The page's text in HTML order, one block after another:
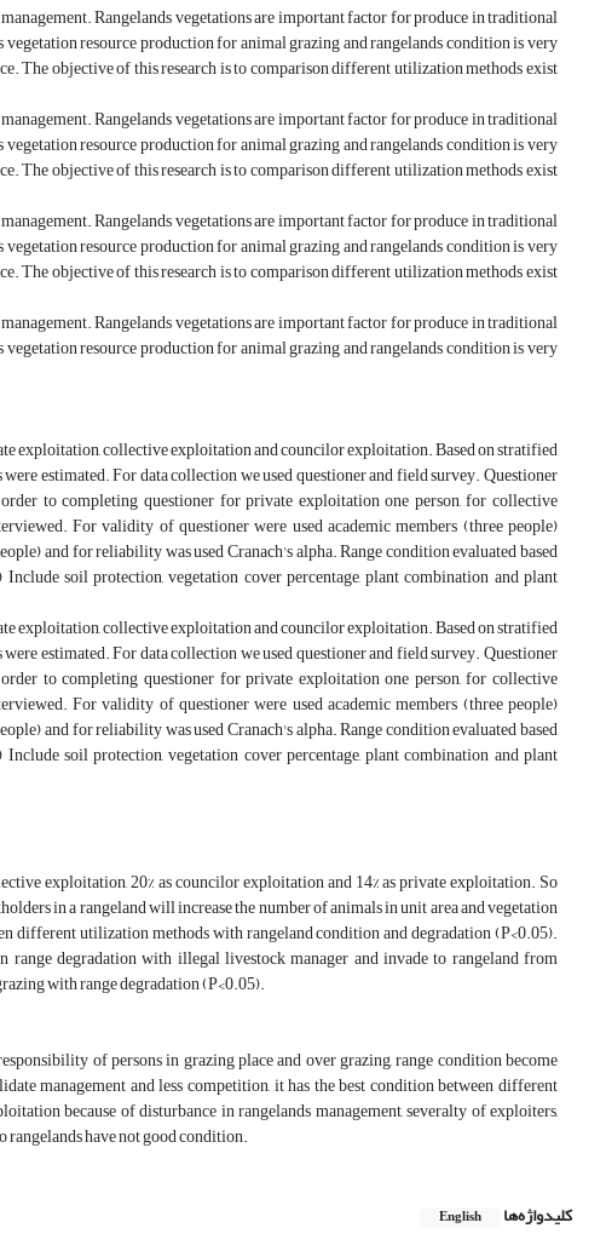
Rangelands vegetations are important factor for produce in traditional
resource production for animal grazing and rangelands condition is very
The objective of this research is to comparison different utilization methods exist
Rangelands vegetations are important factor for produce in traditional
resource production for animal grazing and rangelands condition is very
The objective of this research is to comparison different utilization methods exist
Rangelands vegetations are important factor for produce in traditional
resource production for animal grazing and rangelands condition is very
The objective of this research is to comparison different utilization methods exist
Rangelands vegetations are important factor for produce in traditional
resource production for animal grazing and rangelands condition is very
exploitation, collective exploitation and councilor exploitation. Based on stratified
estimated. For data collection we used questioner and field survey. Questioner
to completing questioner for private exploitation one person, for collective
For validity of questioner were used academic members (three people)
and for reliability was used Cranach's alpha. Range condition evaluated based
soil protection, vegetation cover percentage, plant combination and plant
exploitation, collective exploitation and councilor exploitation. Based on stratified
estimated. For data collection we used questioner and field survey. Questioner
to completing questioner for private exploitation one person, for collective
For validity of questioner were used academic members (three people)
and for reliability was used Cranach's alpha. Range condition evaluated based
soil protection, vegetation cover percentage, plant combination and plant
exploitation, 20% as councilor exploitation and 14% as private exploitation. So
in a rangeland will increase the number of animals in unit area and vegetation
different utilization methods with rangeland condition and degradation (P<0.05).
degradation with illegal livestock manager and invade to rangeland from
with range degradation (P<0.05).
of persons in grazing place and over grazing, range condition become
management and less competition, it has the best condition between different
because of disturbance in rangelands management, severalty of exploiters,
have not good condition.
کلیدواژه‌ها English